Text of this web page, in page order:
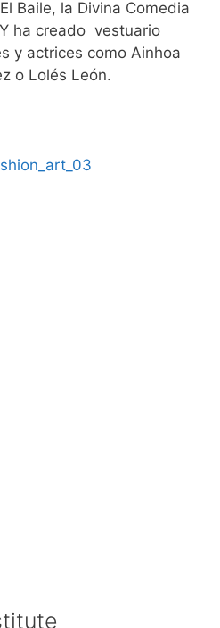
Baile, la Divina Comedia
ha creado vestuario
y actrices como Ainhoa
o Lolés León.